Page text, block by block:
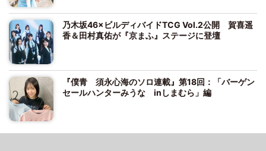
乃木坂46×ビルディバイドTCG Vol.2公開 賀喜遥
香＆田村真佑が『京まふ』ステージに登壇
『僕青 須永心海のソロ連載』第18回：「バーゲン
セールハンターみうな inしまむら」編